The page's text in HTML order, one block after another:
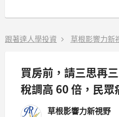
跟著達人學投資 草根影響力新
買房前，請三思再
稅調高 60 倍，民眾
搶錢！草根影響力新視野